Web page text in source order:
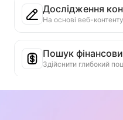
Дослідження
Пошук